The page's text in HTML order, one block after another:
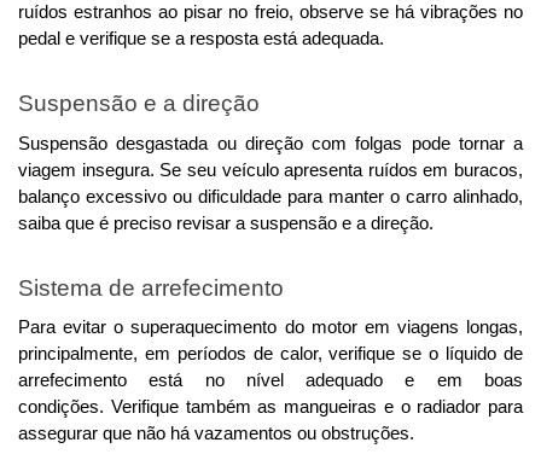
ruídos estranhos ao pisar no freio, observe se há vibrações no
pedal e verifique se a resposta está adequada.
Suspensão e a direção
Suspensão desgastada ou direção com folgas pode tornar a
viagem insegura. Se seu veículo apresenta ruídos em buracos,
balanço excessivo ou dificuldade para manter o carro alinhado,
saiba que é preciso revisar a suspensão e a direção.
Sistema de arrefecimento
Para evitar o superaquecimento do motor em viagens longas,
principalmente, em períodos de calor, verifique se o líquido de
arrefecimento está no nível adequado e em boas
condições. Verifique também as mangueiras e o radiador para
assegurar que não há vazamentos ou obstruções.